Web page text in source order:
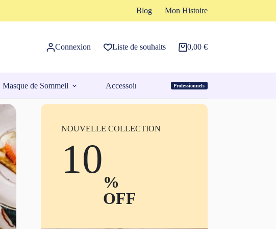
Blog Mon Histoire
Connexion Liste de souhaits
Panier
0,00 €
Masque de Sommeil Accessoires Espace Pro
Professionnels
NOUVELLE COLLECTION
10
%
OFF